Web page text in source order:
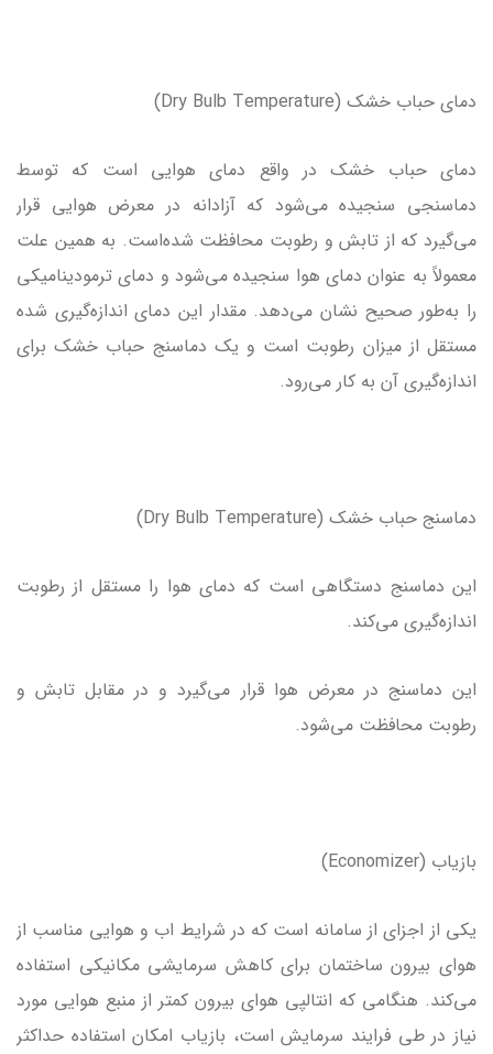
دمای حباب خشک (Dry Bulb Temperature)
دمای حباب خشک در واقع دمای هوایی است که توسط
دماسنجی سنجیده می‌شود که آزادانه در معرض هوایی قرار
می‌گیرد که از تابش و رطوبت محافظت شده‌است. به همین علت
معمولاً به عنوان دمای هوا سنجیده می‌شود و دمای ترمودینامیکی
را به‌طور صحیح نشان می‌دهد. مقدار این دمای اندازه‌گیری شده
مستقل از میزان رطوبت است و یک دماسنج حباب خشک برای
اندازه‌گیری آن به کار می‌رود.
دماسنج حباب خشک (Dry Bulb Temperature)
این دماسنج دستگاهی است که دمای هوا را مستقل از رطوبت
اندازه‌گیری می‌کند.
این دماسنج در معرض هوا قرار می‌گیرد و در مقابل تابش و
رطوبت محافظت می‌شود.
بازیاب (Economizer)
یکی از اجزای از سامانه است که در شرایط اب و هوایی مناسب از
هوای بیرون ساختمان برای کاهش سرمایشی مکانیکی استفاده
می‌کند. هنگامی که انتالپی هوای بیرون کمتر از منبع هوایی مورد
نیاز در طی فرایند سرمایش است، بازیاب امکان استفاده حداکثر